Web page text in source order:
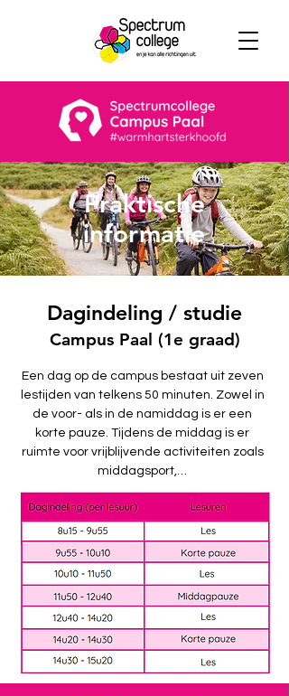
Praktische
informatie
Dagindeling / studie
Campus Paal (1e graad)
Een dag op de campus bestaat uit zeven
lestijden van telkens 50 minuten. Zowel in
de voor- als in de namiddag is er een
korte pauze. Tijdens de middag is er
ruimte voor vrijblijvende activiteiten zoals
middagsport,…